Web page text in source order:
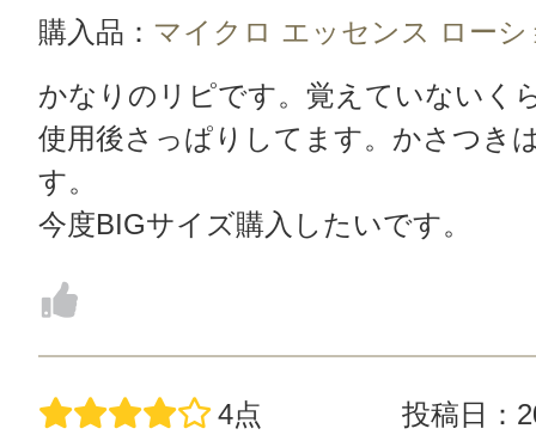
購入品： マイクロ エッセンス ローシ
かなりのリピです。覚えていないく
使用後さっぱりしてます。かさつき
す。
今度BIGサイズ購入したいです。
4点 投稿日：